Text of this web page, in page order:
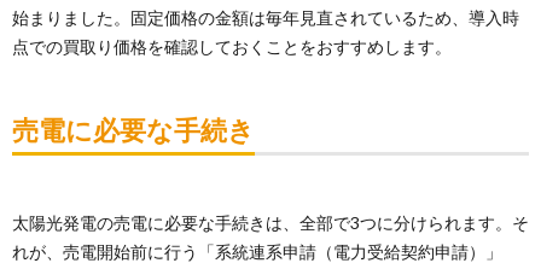
始まりました。固定価格の金額は毎年見直されているため、導入時
点での買取り価格を確認しておくことをおすすめします。
売電に必要な手続き
太陽光発電の売電に必要な手続きは、全部で3つに分けられます。そ
れが、売電開始前に行う「系統連系申請（電力受給契約申請）」